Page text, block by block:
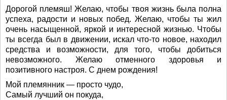
Дорогой племяш! Желаю, чтобы твоя жизнь была полна
успеха, радости и новых побед. Желаю, чтобы ты жил
очень насыщенной, яркой и интересной жизнью. Чтобы
ты всегда был в движении, искал что-то новое, находил
средства и возможности, для того, чтобы добиться
невозможного. Желаю отменного здоровья и
позитивного настроя. С днем рождения!
Мой племянник — просто чудо,
Самый лучший он покуда,